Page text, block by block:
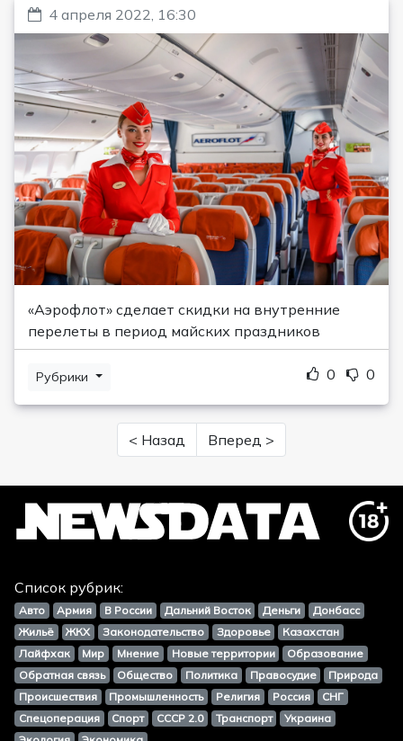
4 апреля 2022, 16:30
«Аэрофлот» сделает скидки на внутренние
перелеты в период майских праздников
Рубрики 0 0
< Назад Вперед >
Список рубрик:
Авто Армия В России Дальний Восток Деньги
Донбасс
Жильё
ЖКХ Законодательство Здоровье
Казахстан
Лайфхак
Мир Мнение Новые территории
Образование
Обратная связь
Общество Политика Правосудие
Природа
Происшествия
Промышленность Религия Россия
СНГ
Спецоперация
Спорт СССР 2.0 Транспорт
Украина